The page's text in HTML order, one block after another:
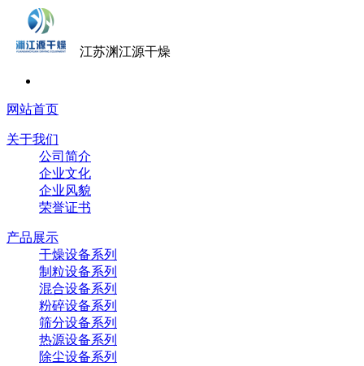
江苏渊江源干燥
网站首页
关于我们
公司简介
企业文化
企业风貌
荣誉证书
产品展示
干燥设备系列
制粒设备系列
混合设备系列
粉碎设备系列
筛分设备系列
热源设备系列
除尘设备系列